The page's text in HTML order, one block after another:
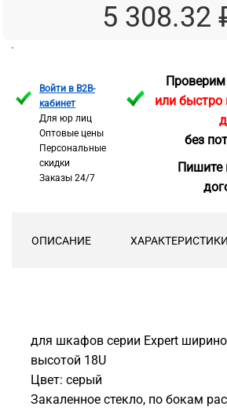
5 308.32
Войти в B2B-
кабинет
Для юр лиц
Оптовые цены
Персональные
скидки
Заказы 24/7
или быстро
без
Пишите
ОПИСАНИЕ ХАРАКТЕРИСТИКИ
для шкафов серии Expert
высотой 18U
Цвет: серый
Закаленное стекло, по бокам